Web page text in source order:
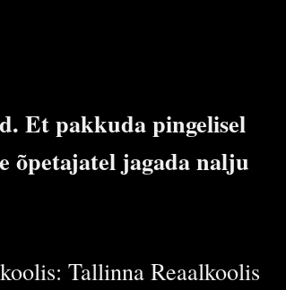
Et pakkuda pingelisel
õpetajatel jagada nalju
Tallinna Reaalkoolis